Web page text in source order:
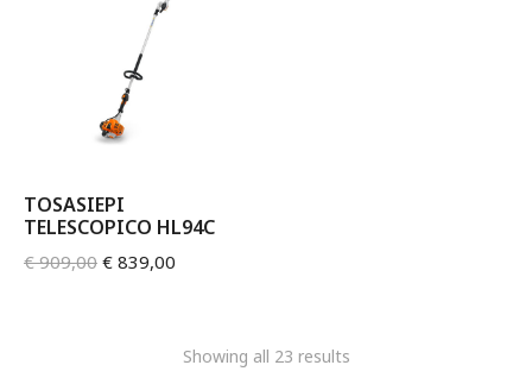
TOSASIEPI
TELESCOPICO HL94C
€909,00 € 839,00
Showing all 23 results